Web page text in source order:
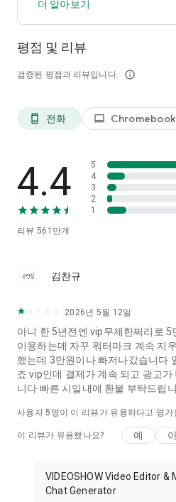
- 동영상에 두들낙서를 하세요. 단
본 동영상/브이로그를 만드세요.
콘/글꼴/음향 효과/FX 등이 있습니
- 정사각형 테마 및 자르기 모드를 지
- 비디오 압축: 이 비디오 생성기에
- 비디오 트리머: 동영상의 사운드
요.
VideoShow 앱에 대한 사람들의 반
페이스북에 좋아요를 눌러주세요:
https://www.facebook.com/
유튜브에서 구독을 눌러주세요:
https://twitter.com/videoshowapp
더 알아보기
평점 및 리뷰
검증된 평점과 리뷰입니다. info_outline
phone_android 전화 laptop Chromebook
4.4
리뷰 561만개
5
4
3
2
1
김찬규
2026년 5월 12일
아니 한 5년전엔 vip무제한쩌리로
이용하는데 자꾸 워터마크 계속 지
했는데 3만원이나 빠저나갔습니다
죠 vip인데 결제가 계속 되고 광고
니다 빠른 시일내에 환불 부탁드립
사용자5 명이 이 리뷰가 유용하다고 평가
이 리뷰가 유용했나요? 예
VIDEOSHOW Video Editor &
Chat Generator